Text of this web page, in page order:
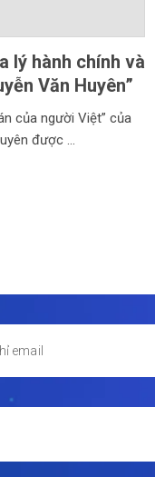
lý hành chính và
Văn Huyên”
của người Việt” của
được